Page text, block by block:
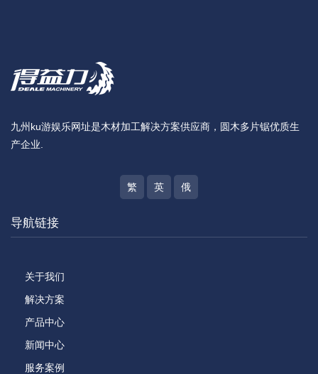
九州ku游娱乐网址是木材加工解决方案供应商，圆木多片锯优质生
产企业.
繁 英 俄
导航链接
关于我们
解决方案
产品中心
新闻中心
服务案例